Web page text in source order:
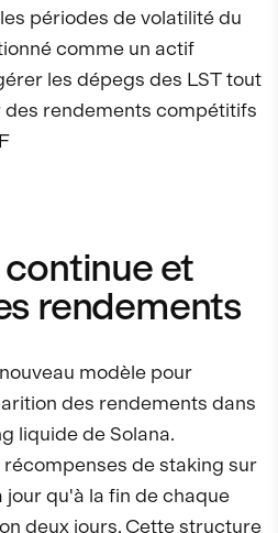
périodes de volatilité du
comme un actif
les dépegs des LST tout
rendements compétitifs
et
rendements
modèle pour
des rendements dans
liquide de Solana.
de staking sur
jour qu'à la fin de chaque
deux jours. Cette structure